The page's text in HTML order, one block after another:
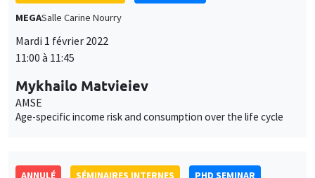
MEGASalle Carine Nourry
Mardi 1 février 2022
11:00 à 11:45
Mykhailo Matvieiev
AMSE
Age-specific income risk and consumption over the life cycle
ANNULÉ SÉMINAIRES INTERNES
PHD SEMINAR